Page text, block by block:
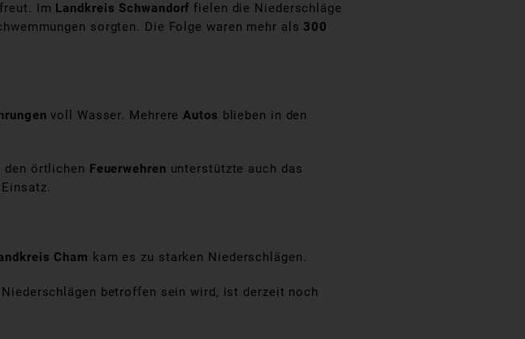
Im Landkreis Schwandorf fielen die Niederschläge
sorgten. Die Folge waren mehr als300
voll Wasser. MehrereAutos blieben in den
den örtlichen Feuerwehren unterstützte auch das
Cham kam es zu starken Niederschlägen.
betroffen sein wird, ist derzeit noch